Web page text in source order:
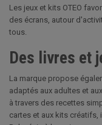
Les jeux et kits OTEO
des écrans, autour
tous.
Des livres et
La marque propose
adaptés aux adultes et
à travers des recettes
cartes et aux kits créatifs,